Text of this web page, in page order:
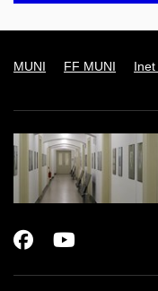
MUNI FF MUNI Inet
Facebook